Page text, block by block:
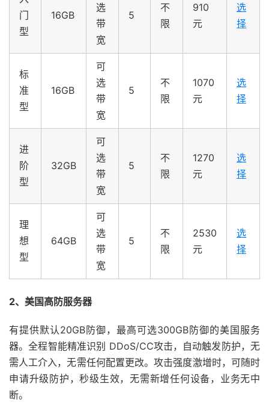
门
型
16GB
选
带
宽
5
不
限
910
元
选
择
标
准
型
16GB
可
选
带
宽
5
不
限
1070
元
选
择
进
阶
型
32GB
可
选
带
宽
5
不
限
1270
元
选
择
理
想
型
64GB
可
选
带
宽
5
不
限
2530
元
选
择
2、美国高防服务器
有提供默认20GB防御，最高可选300GB防御的美国服务
器。全程智能精准识别 DDoS/CC攻击，自动触发防护，无
需人工介入，无需任何配置更改。攻击强度激增时，可随时
申请升级防护，秒级生效，无需新增任何设备，业务无中
断。